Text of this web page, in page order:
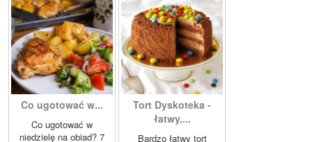
Co ugotować w...
Co ugotować w
niedzielę na obiad? 7
Tort Dyskoteka -
łatwy,...
Bardzo łatwy tort